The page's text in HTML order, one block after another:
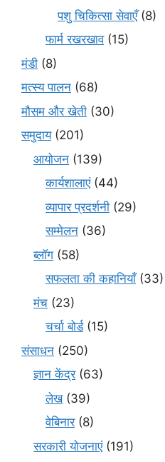
पशु चिकित्सा सेवाएँ(8)
फार्म रखरखाव(15)
मंडी (8)
मत्स्य पालन (68)
मौसम और खेती (30)
समुदाय(201)
आयोजन (139)
कार्यशालाएं(44)
व्यापार प्रदर्शनी (29)
सम्मेलन (36)
ब्लॉग (58)
सफलता की कहानियाँ(33)
मंच (23)
चर्चा बोर्ड(15)
संसाधन (250)
ज्ञान केंद्र(63)
लेख(39)
वेबिनार(8)
सरकारी योजनाएं(191)